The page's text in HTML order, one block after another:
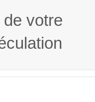
votre